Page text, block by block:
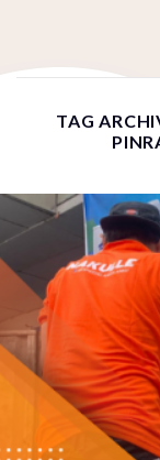
content
TAG